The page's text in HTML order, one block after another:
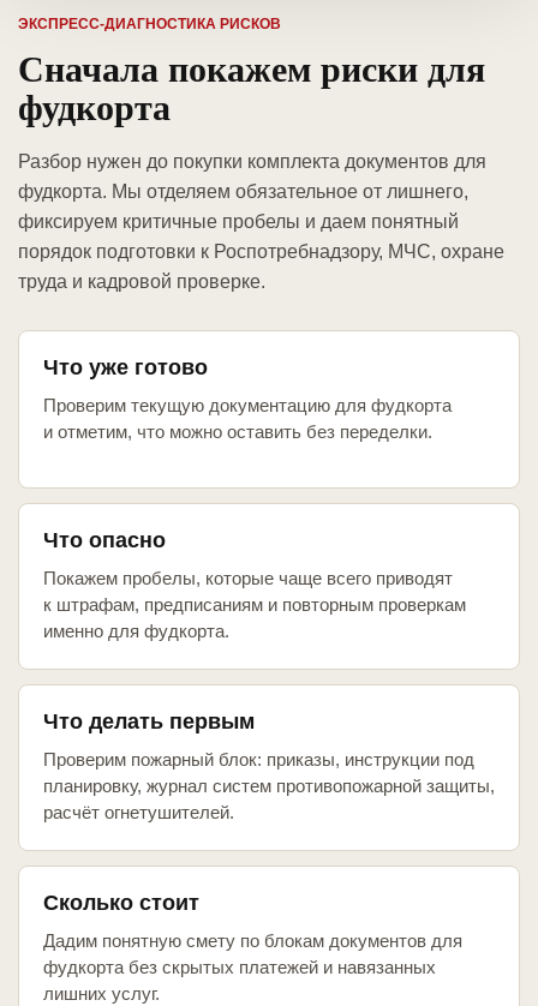
ЭКСПРЕСС-ДИАГНОСТИКА РИСКОВ
Сначала покажем риски для
фудкорта
Разбор нужен до покупки комплекта документов для
фудкорта. Мы отделяем обязательное от лишнего,
фиксируем критичные пробелы и даем понятный
порядок подготовки к Роспотребнадзору, МЧС, охране
труда и кадровой проверке.
Что уже готово
Проверим текущую документацию для фудкорта
и отметим, что можно оставить без переделки.
Что опасно
Покажем пробелы, которые чаще всего приводят
к штрафам, предписаниям и повторным проверкам
именно для фудкорта.
Что делать первым
Проверим пожарный блок: приказы, инструкции под
планировку, журнал систем противопожарной защиты,
расчёт огнетушителей.
Сколько стоит
Дадим понятную смету по блокам документов для
фудкорта без скрытых платежей и навязанных
лишних услуг.